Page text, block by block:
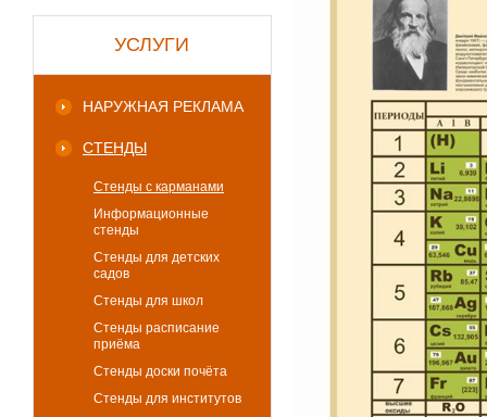
УСЛУГИ
НАРУЖНАЯ РЕКЛАМА
СТЕНДЫ
Стенды с карманами
Информационные
стенды
Стенды для детских
садов
Стенды для школ
Стенды расписание
приёма
Стенды доски почёта
Стенды для институтов